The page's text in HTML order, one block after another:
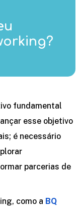
fundamental
esse objetivo
é necessário
parcerias de
como a BQ